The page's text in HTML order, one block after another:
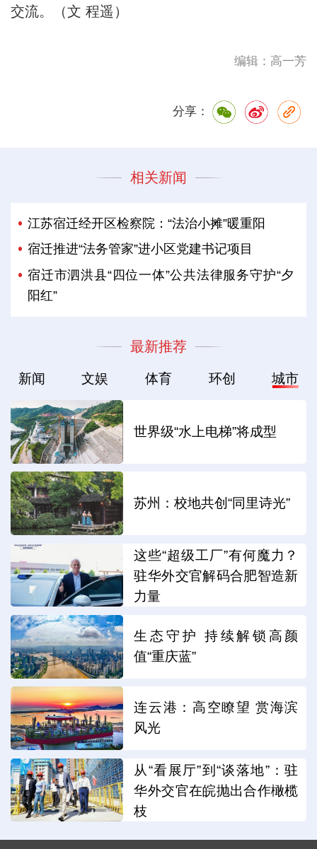
交流。（文 程遥）
编辑：高一芳
分享：
相关新闻
江苏宿迁经开区检察院：“法治小摊”暖重阳
宿迁推进“法务管家”进小区党建书记项目
宿迁市泗洪县“四位一体”公共法律服务守护“夕
阳红”
最新推荐
新闻 文娱 体育 环创 城市
世界级“水上电梯”将成型
苏州：校地共创“同里诗光”
这些“超级工厂”有何魔力？
驻华外交官解码合肥智造新
力量
生态守护 持续解锁高颜
值“重庆蓝”
连云港：高空瞭望 赏海滨
风光
从“看展厅”到“谈落地”：驻
华外交官在皖抛出合作橄榄
枝